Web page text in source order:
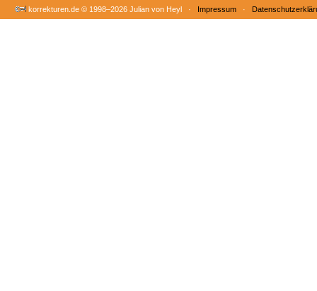
korrekturen.de © 1998–2026 Julian von Heyl · Impressum ·